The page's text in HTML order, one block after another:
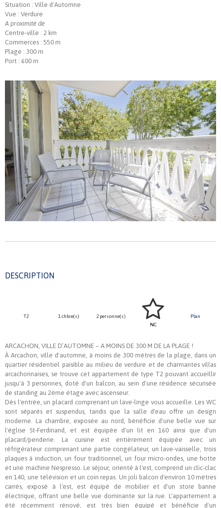
Situation : Ville d'Automne
Vue : Verdure
A proximité de
Centre-ville : 2 km
Commerces : 550 m
Plage : 300 m
Port : 600 m
DESCRIPTION
T2 1 chbre(s)
2 personne(s)
NC
Plan
ARCACHON, VILLE D’AUTOMNE – A MOINS DE 300 M DE LA PLAGE !
À Arcachon, ville d'automne, à moins de 300 mètres de la plage, dans un
quartier résidentiel paisible au milieu de verdure et de charmantes villas
arcachonnaises, se trouve cet appartement de type T2 pouvant accueillir
jusqu'à 3 personnes, doté d'un balcon, au sein d'une résidence sécurisée
de standing au 2ème étage avec ascenseur.
Dès l'entrée, un placard comprenant un lave-linge vous accueille. Les WC
sont séparés et suspendus, tandis que la salle d'eau offre un design
moderne. La chambre, exposée au nord, bénéficie d'une belle vue sur
l'église St-Ferdinand, et est équipée d'un lit en 160 ainsi que d'un
placard/penderie. La cuisine est entièrement équipée avec un
réfrigérateur comprenant une partie congélateur, un lave-vaisselle, trois
plaques à induction, un four traditionnel, un four micro-ondes, une hotte
et une machine Nespresso. Le séjour, orienté à l'est, comprend un clic-clac
en 140, une télévision et un coin repas. Un joli balcon d'environ 10 mètres
carrés, exposé à l'est, est équipé de mobilier et d'un store banne
électrique, offrant une belle vue dominante sur la rue. L'appartement a
été récemment rénové, est très bien équipé et bénéficie d'un